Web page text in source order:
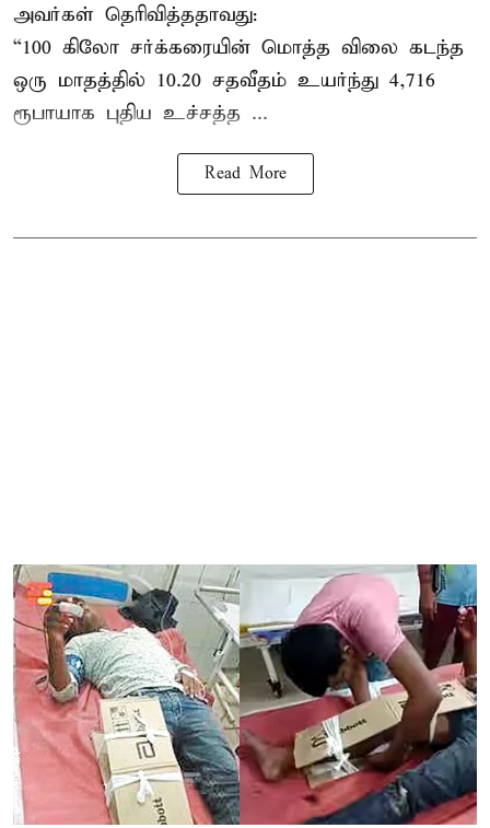
அவர்கள் தெரிவித்ததாவது:
“100 கிலோ சர்க்கரையின் மொத்த விலை கடந்த
ஒரு மாதத்தில் 10.20 சதவீதம் உயர்ந்து 4,716
ரூபாயாக புதிய உச்சத்த ...
Read More